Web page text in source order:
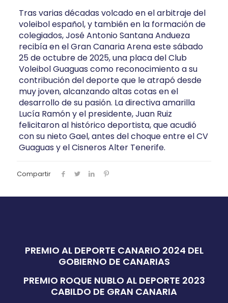
Tras varias décadas volcado en el arbitraje del
voleibol español, y también en la formación de
colegiados, José Antonio Santana Andueza
recibía en el Gran Canaria Arena este sábado
25 de octubre de 2025, una placa del Club
Voleibol Guaguas como reconocimiento a su
contribución del deporte que le atrapó desde
muy joven, alcanzando altas cotas en el
desarrollo de su pasión. La directiva amarilla
Lucía Ramón y el presidente, Juan Ruiz
felicitaron al histórico deportista, que acudió
con su nieto Gael, antes del choque entre el CV
Guaguas y el Cisneros Alter Tenerife.
Compartir
PREMIO AL DEPORTE CANARIO 2024 DEL
GOBIERNO DE CANARIAS
PREMIO ROQUE NUBLO AL DEPORTE 2023
CABILDO DE GRAN CANARIA